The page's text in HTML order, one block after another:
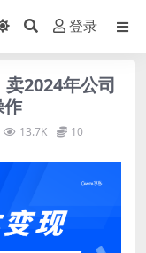
登录
2024年公司
作
13.7K 10